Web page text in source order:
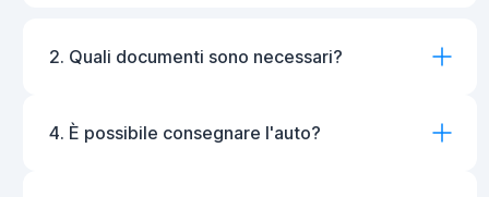
2. Quali documenti sono necessari?
4. È possibile consegnare l'auto?